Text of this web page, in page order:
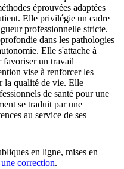
éprouvées adaptées
Elle privilégie un cadre
professionnelle stricte.
dans les pathologies
Elle s'attache à
favoriser un travail
vise à renforcer les
la qualité de vie. Elle
de santé pour une
se traduit par une
au service de ses
en ligne, mises en
correction.